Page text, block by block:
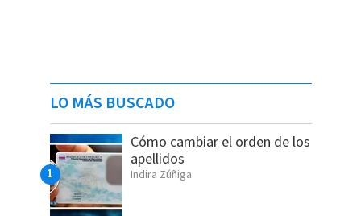
LO MÁS BUSCADO
Cómo cambiar el orden de los
apellidos
Indira Zúñiga